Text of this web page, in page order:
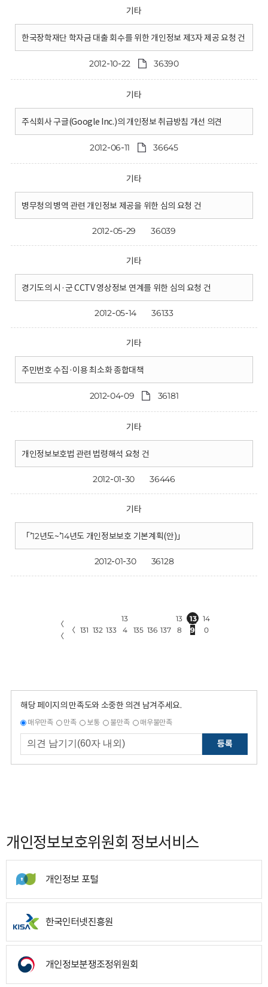
기타
한국장학재단 학자금 대출 회수를 위한 개인정보 제3자 제공 요청 건
2012-10-22 36390
기타
주식회사 구글(Google Inc.)의 개인정보 취급방침 개선 의견
2012-06-11 36645
기타
병무청의 병역 관련 개인정보 제공을 위한 심의 요청 건
2012-05-29 36039
기타
경기도의 시·군 CCTV 영상정보 연계를 위한 심의 요청 건
2012-05-14 36133
기타
주민번호 수집·이용 최소화 종합대책
2012-04-09 36181
기타
개인정보보호법 관련 법령해석 요청 건
2012-01-30 36446
기타
「’12년도~’14년도 개인정보보호 기본계획(안)」
2012-01-30 36128
〈
〈
〈 131 132 133
13
4
135 136 137
13
8
13
9
14
0
해당 페이지의 만족도와 소중한 의견 남겨주세요.
매우만족 만족 보통 불만족 매우불만족
등록
개인정보보호위원회 정보서비스
개인정보 포털
한국인터넷진흥원
개인정보분쟁조정위원회